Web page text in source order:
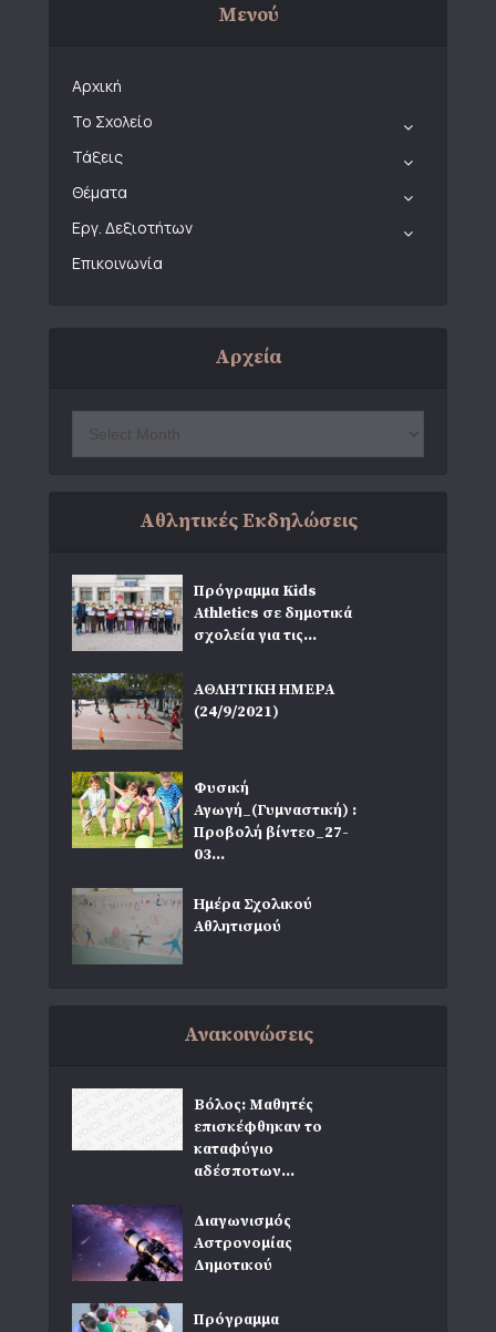
Μενού
Αρχική
Το Σχολείο
Τάξεις
Θέματα
Εργ. Δεξιοτήτων
Επικοινωνία
Αρχεία
Αθλητικές Εκδηλώσεις
Πρόγραμμα Kids
Athletics σε δημοτικά
σχολεία για τις...
ΑΘΛΗΤΙΚΗ ΗΜΕΡΑ
(24/9/2021)
Φυσική
Αγωγή_(Γυμναστική) :
Προβολή βίντεο_27-
03...
Ημέρα Σχολικού
Αθλητισμού
Ανακοινώσεις
Βόλος: Μαθητές
επισκέφθηκαν το
καταφύγιο
αδέσποτων...
Διαγωνισμός
Αστρονομίας
Δημοτικού
Πρόγραμμα